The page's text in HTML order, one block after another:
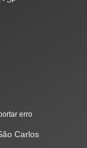
erro
Carlos